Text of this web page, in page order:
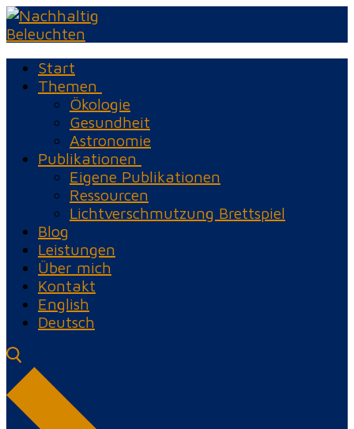
Zum
Inhalt
Menü
Schließen
Start
Themen
Ökologie
Gesundheit
Astronomie
Publikationen
Eigene Publikationen
Ressourcen
Lichtverschmutzung Brettspiel
Blog
Leistungen
Über mich
Kontakt
English
Deutsch